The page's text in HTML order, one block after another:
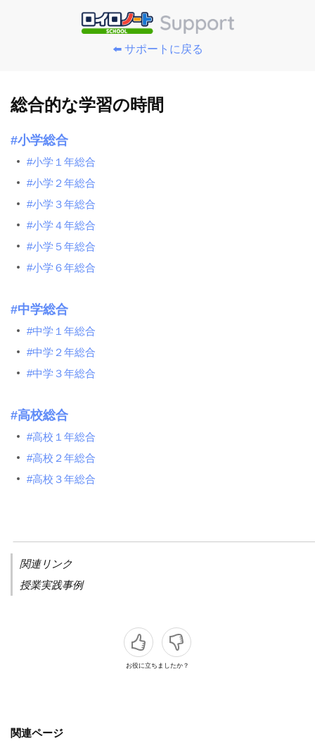
⬅️ サポートに戻る
総合的な学習の時間
#小学総合
#小学１年総合
#小学２年総合
#小学３年総合
#小学４年総合
#小学５年総合
#小学６年総合
#中学総合
#中学１年総合
#中学２年総合
#中学３年総合
#高校総合
#高校１年総合
#高校２年総合
#高校３年総合
関連リンク
授業実践事例
お役に立ちましたか？
関連ページ